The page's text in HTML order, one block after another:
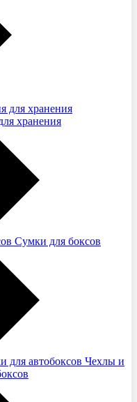
хранения
Сумки для боксов
Чехлы и